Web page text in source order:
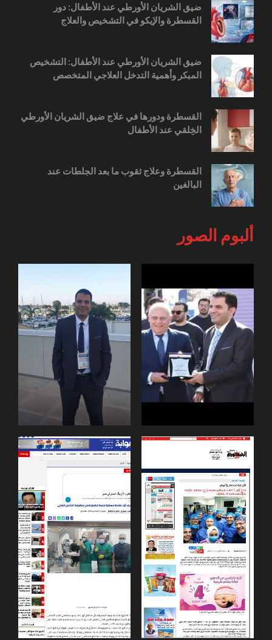
ضيق الشريان الأورطي عند الأطفال: دور
القسطرة والإيكو في التشخيص والعلاج
ضيق الشريان الأورطي عند الأطفال: التشخيص
المبكر وأهمية التدخل العلاجي المتخصص
القسطرة ودورها في علاج ضيق الشريان الأورطي
الخِلقي عند الأطفال
القسطرة وعلاج ثقوب ما بعد الجلطات عند
البالغين
ألبوم الصور